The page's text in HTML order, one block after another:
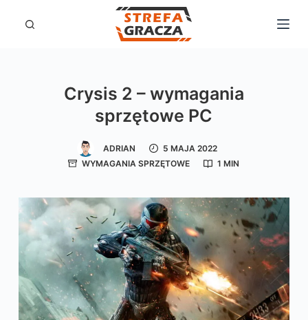
c
Crysis 2 – wymagania
sprzętowe PC
ADRIAN
5 MAJA 2022
WYMAGANIA SPRZĘTOWE
1 MIN